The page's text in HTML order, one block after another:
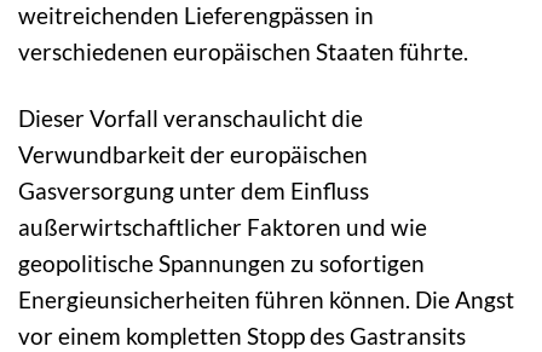
weitreichenden Lieferengpässen in
verschiedenen europäischen Staaten führte.
Dieser Vorfall veranschaulicht die
Verwundbarkeit der europäischen
Gasversorgung unter dem Einfluss
außerwirtschaftlicher Faktoren und wie
geopolitische Spannungen zu sofortigen
Energieunsicherheiten führen können. Die Angst
vor einem kompletten Stopp des Gastransits